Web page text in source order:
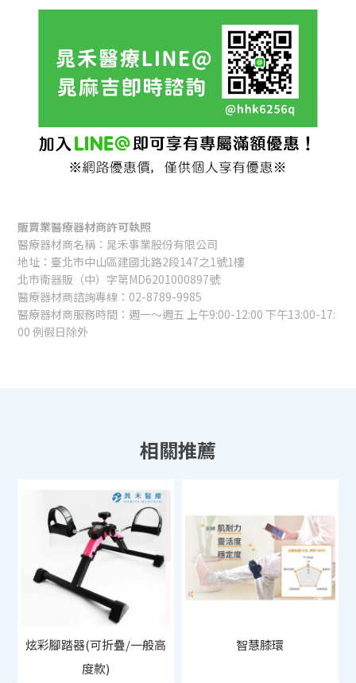
販賣業醫療器材商許可執照
醫療器材商名稱：晁禾事業股份有限公司
地址：臺北市中山區建國北路2段147之1號1樓
北市衛器販（中）字第MD6201000897號
醫療器材商諮詢專線：02-8789-9985
醫療器材商服務時間：週一～週五 上午9:00-12:00 下午13:00-17:
00 例假日除外
炫彩腳踏器(可折疊/一般高
度款)
智慧膝環